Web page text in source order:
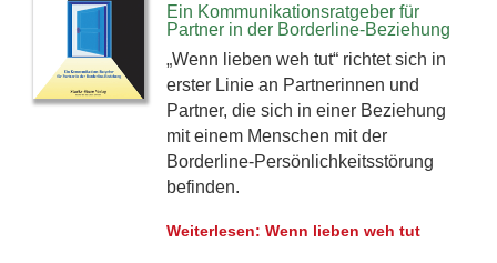
Ein Kommunikationsratgeber für
Partner in der Borderline-Beziehung
„Wenn lieben weh tut“ richtet sich in
erster Linie an Partnerinnen und
Partner, die sich in einer Beziehung
mit einem Menschen mit der
Borderline-Persönlichkeitsstörung
befinden.
Weiterlesen: Wenn lieben weh tut